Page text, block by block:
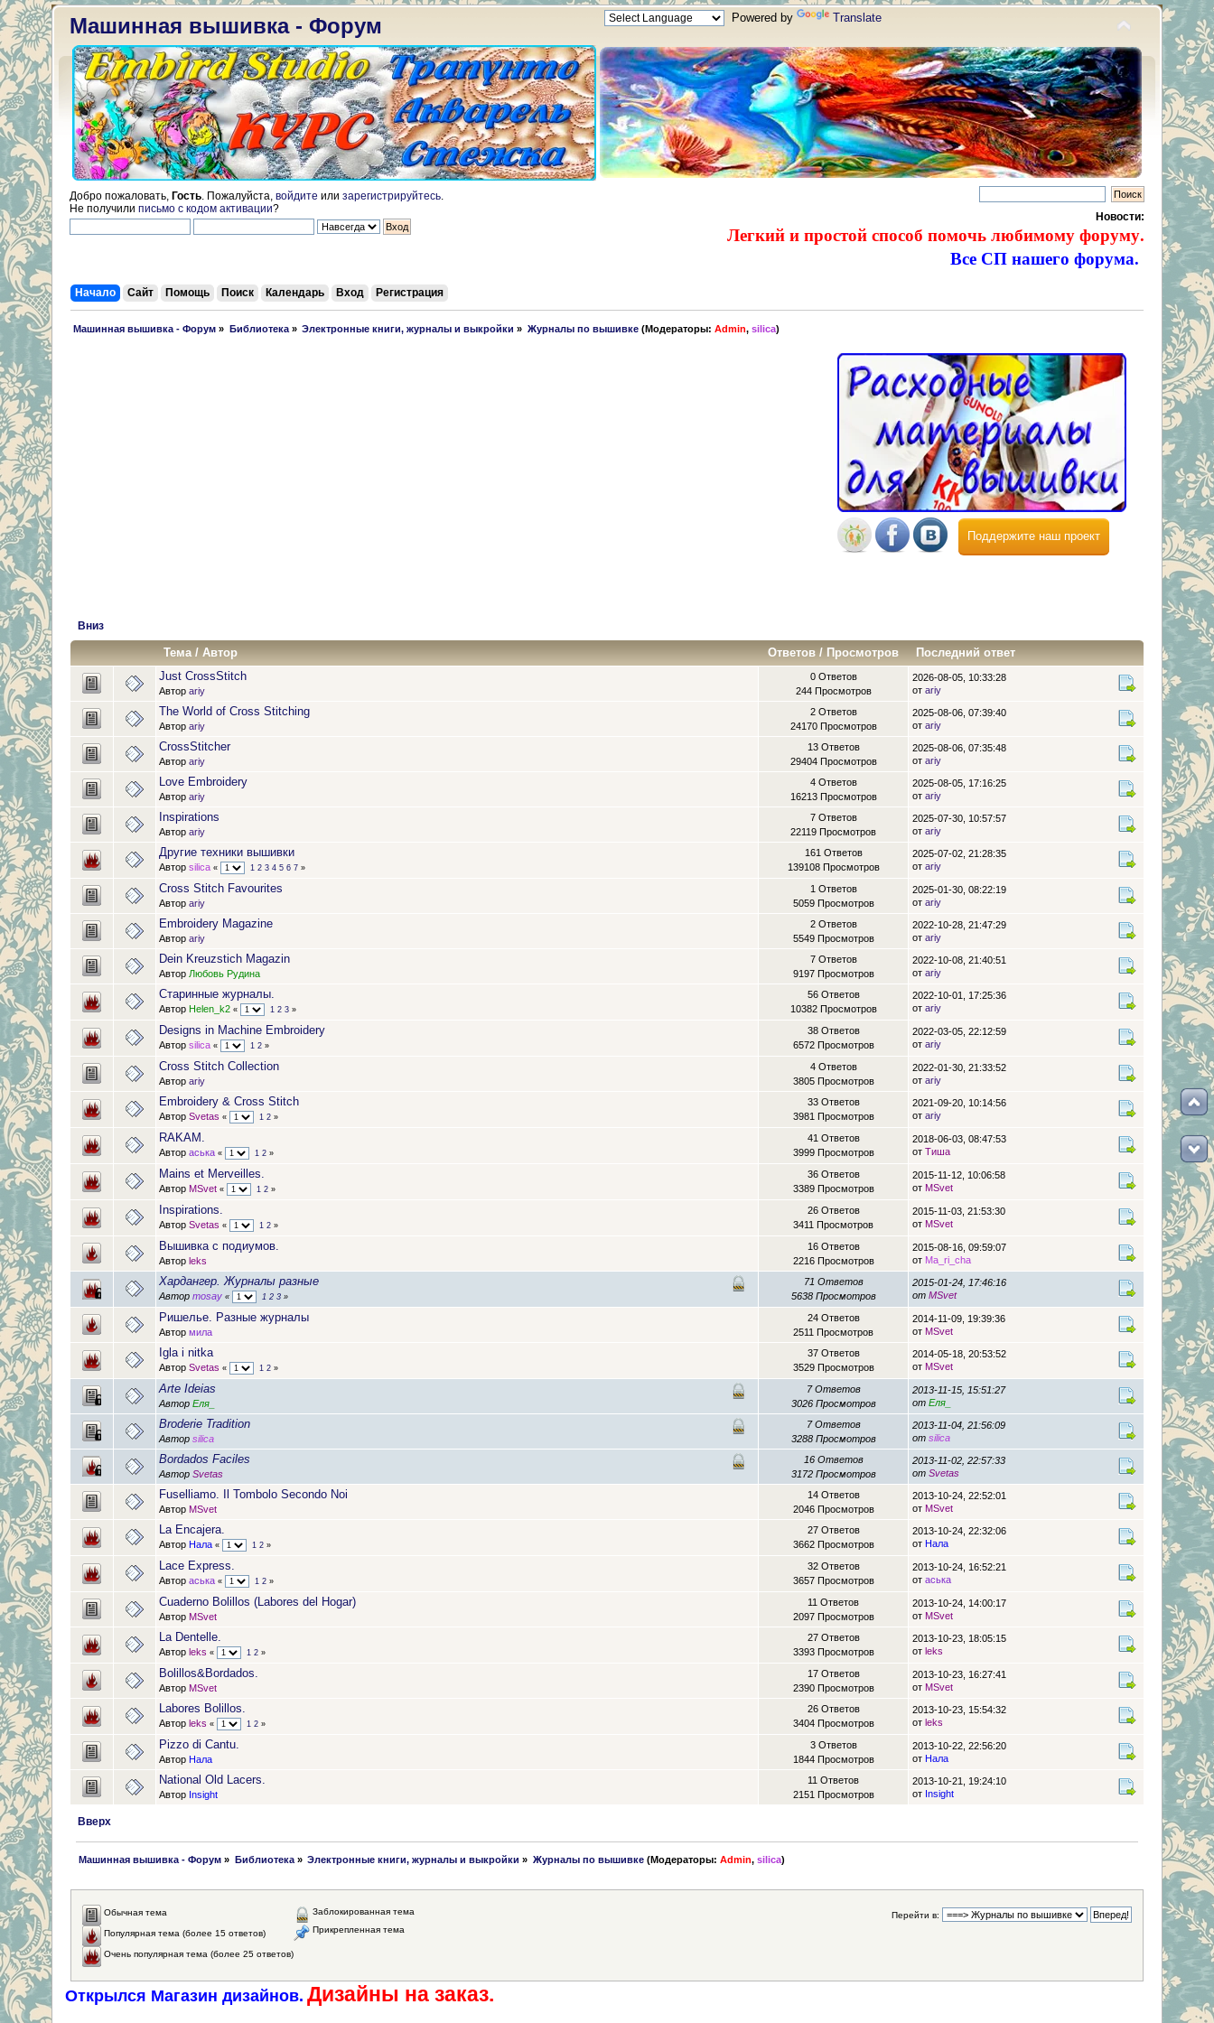
Машинная вышивка - Форум Powered by Translate
Добро пожаловать, Гость . Пожалуйста, войдите или зарегистрируйтесь
Не получили письмо с кодом активации?
Новости:
Легкий и простой способ помочь любимому форуму.
Все СП нашего форума.
Начало Сайт Помощь Поиск Календарь Вход Регистрация
Машинная вышивка - Форум » Библиотека» Электронные книги, журналы и выкройки » Журналы по вышивке(Модераторы: Admin, silica)
Поддержите наш проект
Вниз
Тема/Автор Ответов/ Просмотров
Последний ответ
Just CrossStitch
Автор ariy
0 Ответов
244 Просмотров
2026-08-05, 10:33:28
от ariy
The World of Cross Stitching
Автор ariy
2 Ответов
24170 Просмотров
2025-08-06, 07:39:40
от ariy
CrossStitcher
Автор ariy
13 Ответов
29404 Просмотров
2025-08-06, 07:35:48
от ariy
Love Embroidery
Автор ariy
4 Ответов
16213 Просмотров
2025-08-05, 17:16:25
от ariy
Inspirations
Автор ariy
7 Ответов
22119 Просмотров
2025-07-30, 10:57:57
от ariy
Другие техники вышивки
Автор silica « 1 2 3 4 5 6 7 »
161 Ответов
139108 Просмотров
2025-07-02, 21:28:35
от ariy
Cross Stitch Favourites
Автор ariy
1 Ответов
5059 Просмотров
2025-01-30, 08:22:19
от ariy
Embroidery Magazine
Автор ariy
2 Ответов
5549 Просмотров
2022-10-28, 21:47:29
от ariy
Dein Kreuzstich Magazin
Автор Любовь Рудина
7 Ответов
9197 Просмотров
2022-10-08, 21:40:51
от ariy
Старинные журналы.
Автор Helen_k2 « 1 2 3 »
56 Ответов
10382 Просмотров
2022-10-01, 17:25:36
от ariy
Designs in Machine Embroidery
Автор silica « 1 2 »
38 Ответов
6572 Просмотров
2022-03-05, 22:12:59
от ariy
Cross Stitch Collection
Автор ariy
4 Ответов
3805 Просмотров
2022-01-30, 21:33:52
от ariy
Embroidery & Cross Stitch
Автор Svetas « 1 2 »
33 Ответов
3981 Просмотров
2021-09-20, 10:14:56
от ariy
RAKAM.
Автор аська « 1 2 »
41 Ответов
3999 Просмотров
2018-06-03, 08:47:53
от Тиша
Mains et Merveilles.
Автор MSvet « 1 2 »
36 Ответов
3389 Просмотров
2015-11-12, 10:06:58
от MSvet
Inspirations.
Автор Svetas « 1 2 »
26 Ответов
3411 Просмотров
2015-11-03, 21:53:30
от MSvet
Вышивка с подиумов.
Автор leks
16 Ответов
2216 Просмотров
2015-08-16, 09:59:07
от Ma_ri_cha
Хардангер. Журналы разные
Автор mosay « 1 2 3 »
71 Ответов
5638 Просмотров
2015-01-24, 17:46:16
от MSvet
Ришелье. Разные журналы
Автор мила
24 Ответов
2511 Просмотров
2014-11-09, 19:39:36
от MSvet
Igla i nitka
Автор Svetas « 1 2 »
37 Ответов
3529 Просмотров
2014-05-18, 20:53:52
от MSvet
Arte Ideias
Автор Еля_
7 Ответов
3026 Просмотров
2013-11-15, 15:51:27
от Еля_
Broderie Tradition
Автор silica
7 Ответов
3288 Просмотров
2013-11-04, 21:56:09
от silica
Bordados Faciles
Автор Svetas
16 Ответов
3172 Просмотров
2013-11-02, 22:57:33
от Svetas
Fuselliamo. Il Tombolo Secondo Noi
Автор MSvet
14 Ответов
2046 Просмотров
2013-10-24, 22:52:01
от MSvet
La Encajera.
Автор Нала « 1 2 »
27 Ответов
3662 Просмотров
2013-10-24, 22:32:06
от Нала
Lace Express.
Автор аська « 1 2 »
32 Ответов
3657 Просмотров
2013-10-24, 16:52:21
от аська
Cuaderno Bolillos (Labores del Hogar)
Автор MSvet
11 Ответов
2097 Просмотров
2013-10-24, 14:00:17
от MSvet
La Dentelle.
Автор leks « 1 2 »
27 Ответов
3393 Просмотров
2013-10-23, 18:05:15
от leks
Bolillos&Bordados.
Автор MSvet
17 Ответов
2390 Просмотров
2013-10-23, 16:27:41
от MSvet
Labores Bolillos.
Автор leks « 1 2 »
26 Ответов
3404 Просмотров
2013-10-23, 15:54:32
от leks
Pizzo di Cantu.
Автор Нала
3 Ответов
1844 Просмотров
2013-10-22, 22:56:20
от Нала
National Old Lacers.
Автор Insight
11 Ответов
2151 Просмотров
2013-10-21, 19:24:10
от Insight
Вверх
Машинная вышивка - Форум » Библиотека» Электронные книги, журналы и выкройки » Журналы по вышивке(Модераторы: Admin, silica)
Перейти в:
Обычная тема
Популярная тема (более 15 ответов)
Очень популярная тема (более 25 ответов)
Заблокированная тема
Прикрепленная тема
Открылся Магазин дизайнов. Дизайны на заказ.